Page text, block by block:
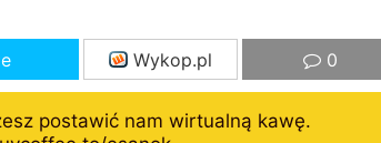
Wykop.pl 0
postawić nam wirtualną kawę.